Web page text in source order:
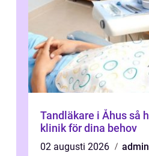
Tandläkare i Åhus så hittar du rätt
klinik för dina behov
02 augusti 2026
admin